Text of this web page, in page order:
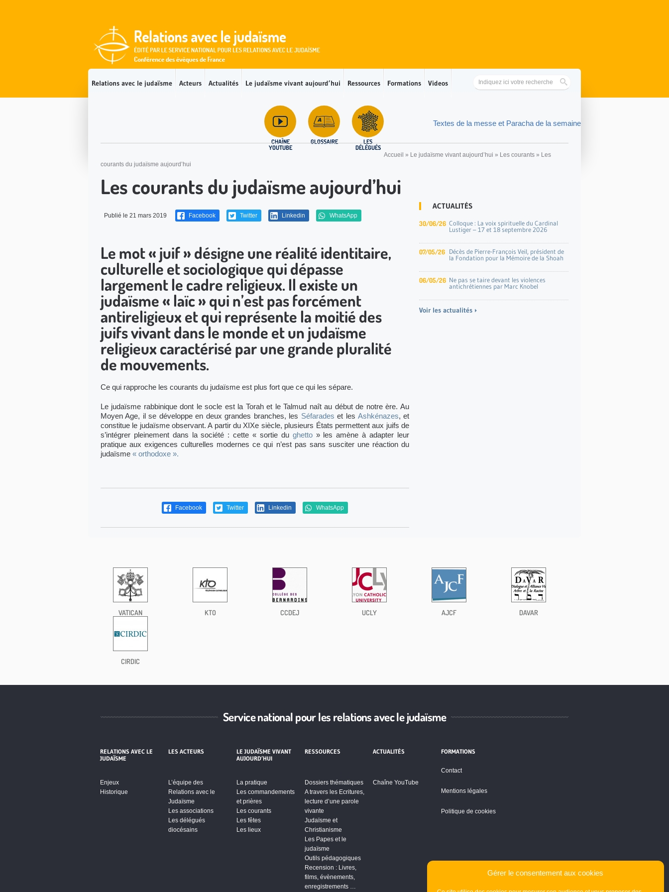
Gérer le consentement aux cookies
Relations avec le judaïsme Acteurs Actualités Le judaïsme vivant aujourd’hui Ressources Formations Videos
CHAÎNE
YOUTUBE
GLOSSAIRE
LES
DÉLÉGUÉS
Textes de la messe et Paracha de la semaine
Accueil » Le judaïsme vivant aujourd’hui » Les courants » Les
courants du judaïsme aujourd’hui
Les courants du judaïsme aujourd’hui
Publié le 21 mars 2019 Facebook Twitter Linkedin WhatsApp
Le mot « juif » désigne une réalité identitaire,
culturelle et sociologique qui dépasse
largement le cadre religieux. Il existe un
judaïsme « laïc » qui n’est pas forcément
antireligieux et qui représente la moitié des
juifs vivant dans le monde et un judaïsme
religieux caractérisé par une grande pluralité
de mouvements.
Ce qui rapproche les courants du judaïsme est plus fort que ce qui les sépare.
Le judaïsme rabbinique dont le socle est la Torah et le Talmud naît au début de notre ère. Au
Moyen Age, il se développe en deux grandes branches, les Séfarades et les Ashkénazes, et
constitue le judaïsme observant. A partir du XIXe siècle, plusieurs États permettent aux juifs de
s’intégrer pleinement dans la société : cette « sortie du ghetto» les amène à adapter leur
pratique aux exigences culturelles modernes ce qui n’est pas sans susciter une réaction du
judaïsme « orthodoxe ».
Facebook Twitter Linkedin WhatsApp
ACTUALITÉS
30/06/26 Colloque : La voix spirituelle du Cardinal
Lustiger – 17 et 18 septembre 2026
07/05/26 Décès de Pierre-François Veil, président de
la Fondation pour la Mémoire de la Shoah
06/05/26 Ne pas se taire devant les violences
antichrétiennes par Marc Knobel
Voir les actualités
VATICAN KTO CCDEJ UCLY AJCF DAVAR
CIRDIC
Service national pour les relations avec le judaïsme
RELATIONS AVEC LE
JUDAÏSME
Enjeux
Historique
LES ACTEURS
L’équipe des
Relations avec le
Judaïsme
Les associations
Les délégués
diocésains
LE JUDAÏSME VIVANT
AUJOURD’HUI
La pratique
Les commandements
et prières
Les courants
Les fêtes
Les lieux
RESSOURCES
Dossiers thématiques
A travers les Ecritures,
lecture d’une parole
vivante
Judaïsme et
Christianisme
Les Papes et le
judaïsme
Outils pédagogiques
Recension : Livres,
films, évènements,
enregistrements …
ACTUALITÉS
Chaîne YouTube
FORMATIONS
Contact
Mentions légales
Politique de cookies